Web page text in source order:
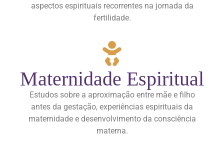
aspectos espirituais recorrentes na jornada da
fertilidade.
Maternidade Espiritual
Estudos sobre a aproximação entre mãe e filho
antes da gestação, experiências espirituais da
maternidade e desenvolvimento da consciência
materna.